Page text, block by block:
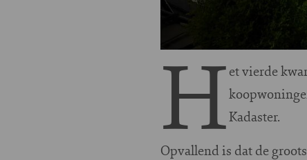
Het vierde
Kadaster.
Opvallend is dat de